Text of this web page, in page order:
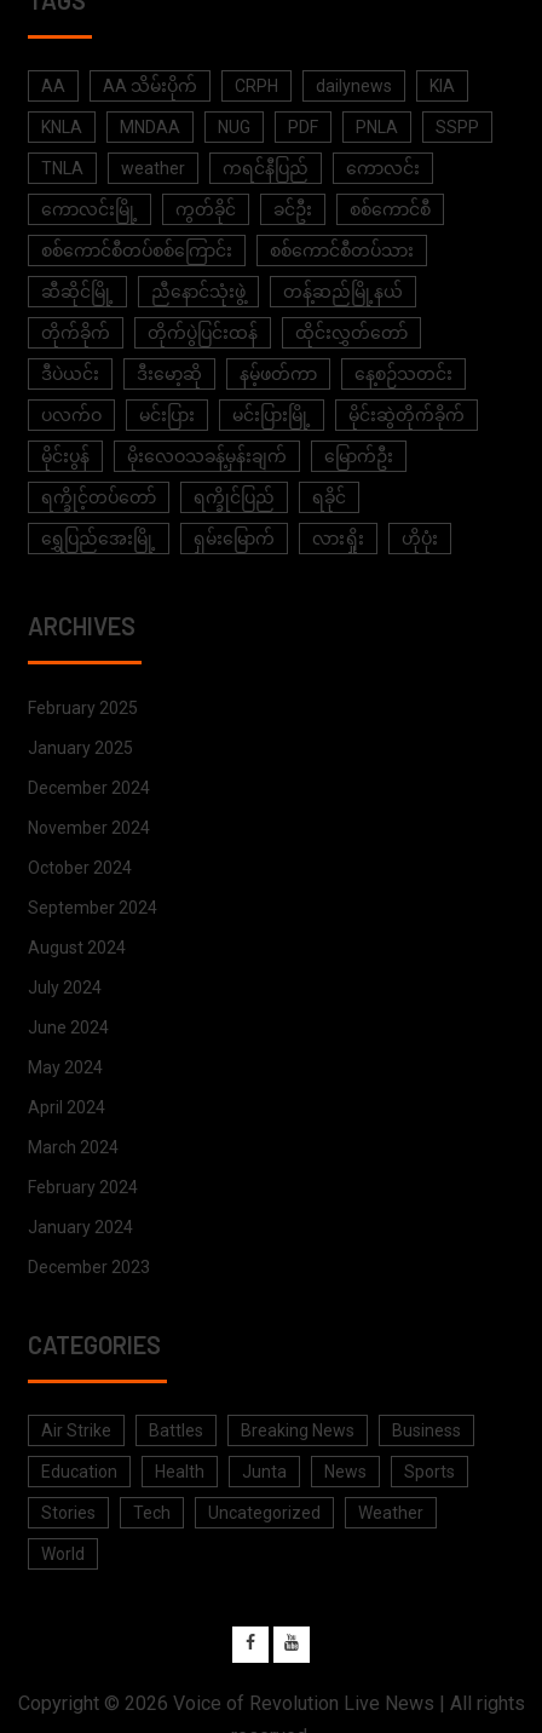
AA AA သိမ်းပိုက် CRPH dailynews KIA
KNLA MNDAA NUG PDF PNLA SSPP
TNLA weather ကရင်နီပြည် ကောလင်း
ကောလင်းမြို့ ကွတ်ခိုင် ခင်ဦး စစ်ကောင်စီ
စစ်ကောင်စီတပ်စစ်ကြောင်း စစ်ကောင်စီတပ်သား
ဆီဆိုင်မြို့ ညီနောင်သုံးဖွဲ့ တန့်ဆည်မြို့နယ်
တိုက်ခိုက် တိုက်ပွဲပြင်းထန် ထိုင်းလွှတ်တော်
ဒီပဲယင်း ဒီးမော့ဆို နမ့်ဖတ်ကာ နေ့စဉ်သတင်း
ပလက်ဝ မင်းပြား မင်းပြားမြို့ မိုင်းဆွဲတိုက်ခိုက်
မိုင်းပွန် မိုးလေဝသခန့်မှန်းချက် မြောက်ဦး
ရက္ခိုင့်တပ်တော် ရက္ခိုင်ပြည် ရခိုင်
ရွှေပြည်အေးမြို့ ရှမ်းမြောက် လားရှိုး ဟိုပုံး
ARCHIVES
February 2025
January 2025
December 2024
November 2024
October 2024
September 2024
August 2024
July 2024
June 2024
May 2024
April 2024
March 2024
February 2024
January 2024
December 2023
CATEGORIES
Air Strike Battles Breaking News Business
Education Health Junta News Sports
Stories Tech Uncategorized Weather
World
Copyright © 2026 Voice of Revolution Live News
| All rights